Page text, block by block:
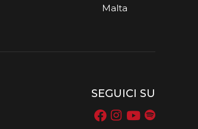
Malta
SEGUICI SU